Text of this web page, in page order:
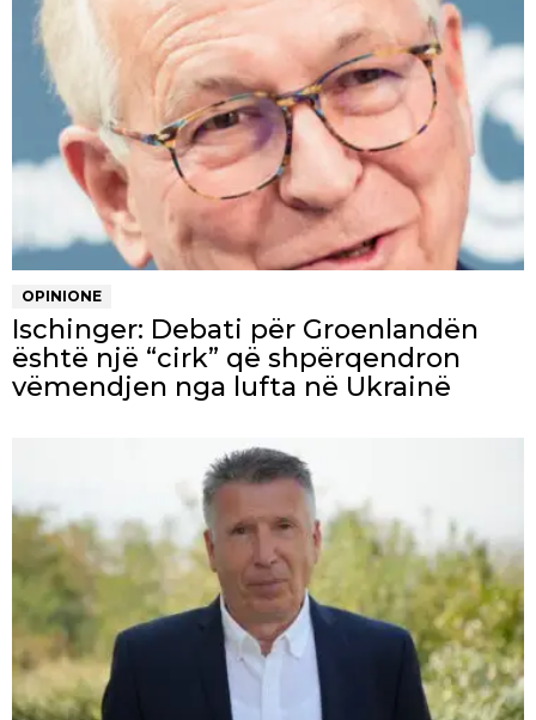
OPINIONE
Ischinger: Debati për Groenlandën
është një “cirk” që shpërqendron
vëmendjen nga lufta në Ukrainë